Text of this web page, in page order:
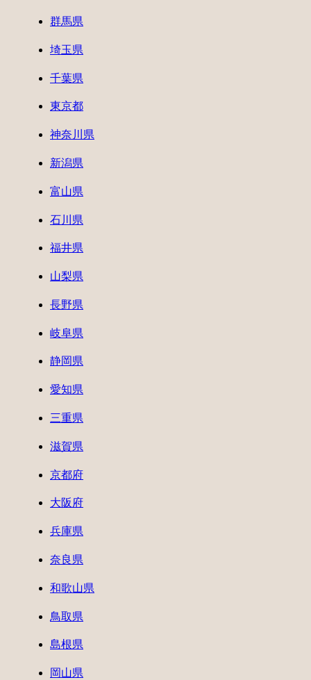
群馬県
埼玉県
千葉県
東京都
神奈川県
新潟県
富山県
石川県
福井県
山梨県
長野県
岐阜県
静岡県
愛知県
三重県
滋賀県
京都府
大阪府
兵庫県
奈良県
和歌山県
鳥取県
島根県
岡山県